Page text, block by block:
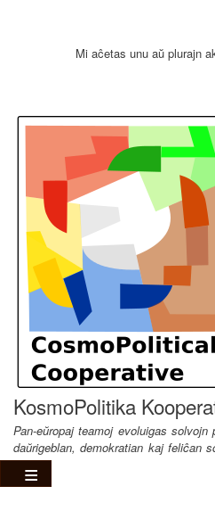
Mi aĉetas unu aŭ plurajn
KosmoPolitika
Pan-eŭropaj teamoj evoluigas solvojn
daŭrigeblan, demokratian kaj feliĉan